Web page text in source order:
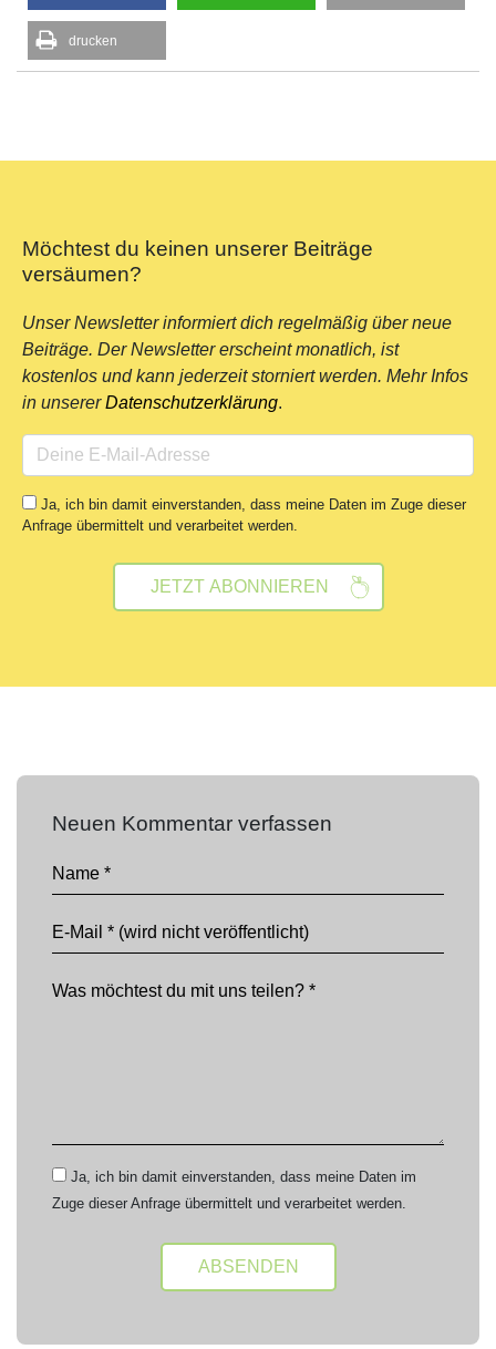
drucken
Möchtest du keinen unserer Beiträge
versäumen?
Unser Newsletter informiert dich regelmäßig über neue
Beiträge. Der Newsletter erscheint monatlich, ist
kostenlos und kann jederzeit storniert werden. Mehr Infos
in unsererDatenschutzerklärung.
Ja, ich bin damit einverstanden, dass meine Daten im Zuge dieser
Anfrage übermittelt und verarbeitet werden.
Neuen Kommentar verfassen
Ja, ich bin damit einverstanden, dass meine Daten im
Zuge dieser Anfrage übermittelt und verarbeitet werden.